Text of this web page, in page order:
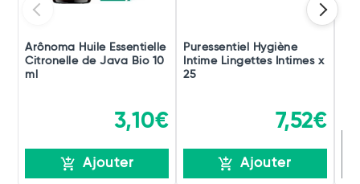
Arônoma Huile Essentielle
Citronelle de Java Bio 10
ml
3,10€
Ajouter
Puressentiel Hygiène
Intime Lingettes Intimes x
25
7,52€
Ajouter